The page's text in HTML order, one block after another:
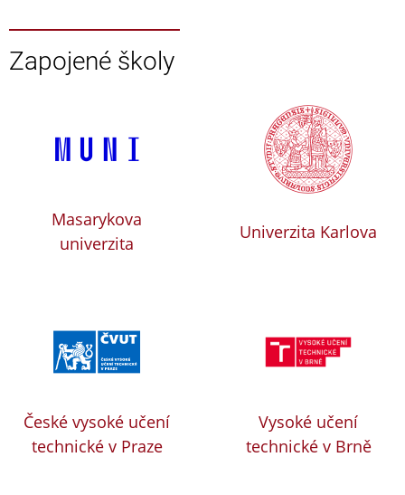
Zapojené školy
Masarykova
univerzita
Univerzita Karlova
České vysoké učení
technické v Praze
Vysoké učení
technické v Brně